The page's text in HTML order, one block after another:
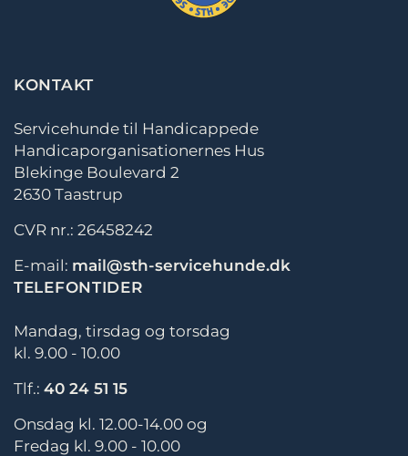
KONTAKT
Servicehunde til Handicappede
Handicaporganisationernes Hus
Blekinge Boulevard 2
2630 Taastrup
CVR nr.: 26458242
E-mail: mail@sth-servicehunde.dk
TELEFONTIDER
Mandag, tirsdag og torsdag
kl. 9.00 - 10.00
Tlf.: 40 24 51 15
Onsdag kl. 12.00-14.00 og
Fredag kl. 9.00 - 10.00